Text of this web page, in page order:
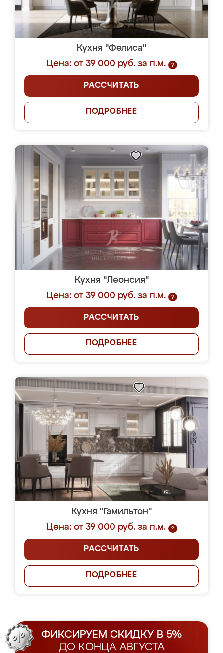
Кухня "Фелиса"
Цена: от 39 000 руб. за п.м.
?
РАССЧИТАТЬ
ПОДРОБНЕЕ
Кухня "Леонсия"
Цена: от 39 000 руб. за п.м.
?
РАССЧИТАТЬ
ПОДРОБНЕЕ
Кухня "Гамильтон"
Цена: от 39 000 руб. за п.м.
?
РАССЧИТАТЬ
ПОДРОБНЕЕ
ФИКСИРУЕМ СКИДКУ В 5%
ДО КОНЦА АВГУСТА